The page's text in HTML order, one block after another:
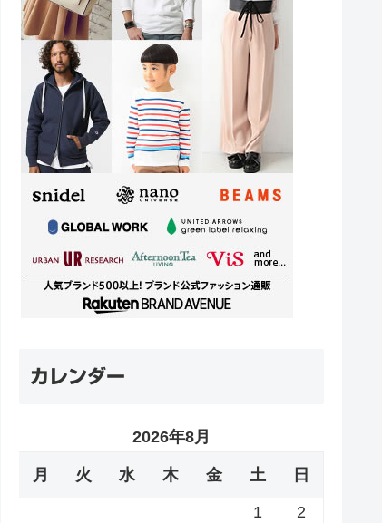
カレンダー
2026年8月
月 火 水 木 金 土 日
1
2